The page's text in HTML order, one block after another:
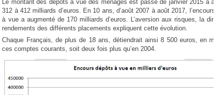
Le montant des dépôts à vue des ménages est passé de janvier 2015 à
312 à 412 milliards d’euros. En 10 ans, d’août 2007 à août 2017, l’encours
à vue a augmenté de 170 milliards d’euros. L’aversion aux risques, la
rendements des différents placements expliquent cette évolution.
Chaque Français, de plus de 18 ans, détiendrait ainsi 8 500 euros, en
ces comptes courants, soit deux fois plus qu’en 2004.